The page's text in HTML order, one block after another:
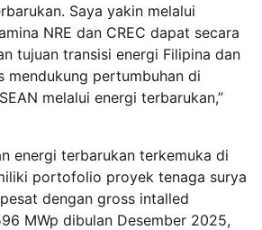
Saya yakin melalui
NRE dan CREC dapat secara
tujuan transisi energi Filipina dan
mendukung pertumbuhan di
melalui energi terbarukan,”
energi terbarukan terkemuka di
portofolio proyek tenaga surya
dengan gross intalled
MWp dibulan Desember 2025,